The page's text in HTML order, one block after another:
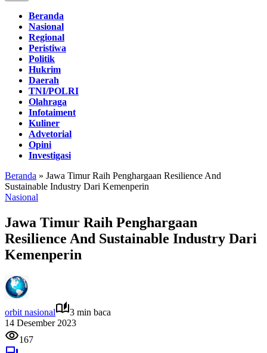
Beranda
Nasional
Regional
Peristiwa
Politik
Hukrim
Daerah
TNI/POLRI
Olahraga
Infotaiment
Kuliner
Advetorial
Opini
Investigasi
Beranda » Jawa Timur Raih Penghargaan Resilience And
Sustainable Industry Dari Kemenperin
Nasional
Jawa Timur Raih Penghargaan
Resilience And Sustainable Industry Dari
Kemenperin
orbit nasional
3 min baca
14 Desember 2023
167